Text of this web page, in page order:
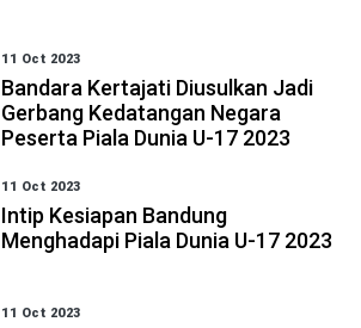
11 Oct 2023
Bandara Kertajati Diusulkan Jadi
Gerbang Kedatangan Negara
Peserta Piala Dunia U-17 2023
11 Oct 2023
Intip Kesiapan Bandung
Menghadapi Piala Dunia U-17 2023
11 Oct 2023